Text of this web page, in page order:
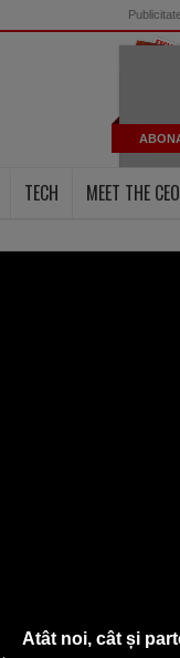
TECH MEET THE CEO
Atât noi, cât și